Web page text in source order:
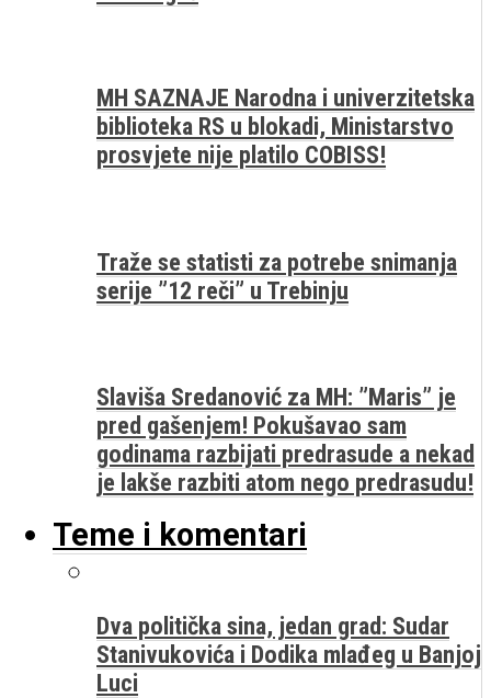
MH SAZNAJE Narodna i univerzitetska
biblioteka RS u blokadi, Ministarstvo
prosvjete nije platilo COBISS!
Traže se statisti za potrebe snimanja
serije ”12 reči” u Trebinju
Slaviša Sredanović za MH: ”Maris” je
pred gašenjem! Pokušavao sam
godinama razbijati predrasude a nekad
je lakše razbiti atom nego predrasudu!
Teme i komentari
Dva politička sina, jedan grad: Sudar
Stanivukovića i Dodika mlađeg u Banjoj
Luci